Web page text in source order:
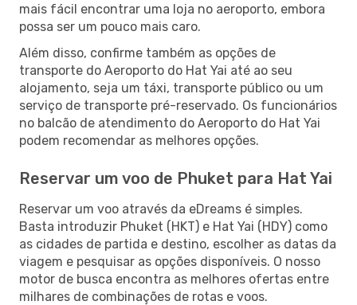
mais fácil encontrar uma loja no aeroporto, embora
possa ser um pouco mais caro.
Além disso, confirme também as opções de
transporte do Aeroporto do Hat Yai até ao seu
alojamento, seja um táxi, transporte público ou um
serviço de transporte pré-reservado. Os funcionários
no balcão de atendimento do Aeroporto do Hat Yai
podem recomendar as melhores opções.
Reservar um voo de Phuket para Hat Yai
Reservar um voo através da eDreams é simples.
Basta introduzir Phuket (HKT) e Hat Yai (HDY) como
as cidades de partida e destino, escolher as datas da
viagem e pesquisar as opções disponíveis. O nosso
motor de busca encontra as melhores ofertas entre
milhares de combinações de rotas e voos.